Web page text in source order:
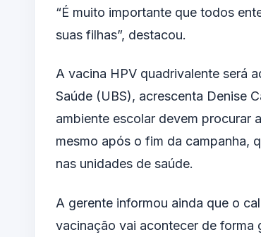
“É muito importante que todos
suas filhas”, destacou.
A vacina HPV quadrivalente será
Saúde (UBS), acrescenta Denise
ambiente escolar devem procurar
mesmo após o fim da campanha,
nas unidades de saúde.
A gerente informou ainda que o
vacinação vai acontecer de forma